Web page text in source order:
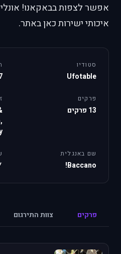
אפשר לצפות בבאקאנו!
איכותי ישירות כאן באתר.
סטודיו
Ufotable
פרקים
13 פרקים
שם באנגלית
Baccano!
פרקים צוות התירגום